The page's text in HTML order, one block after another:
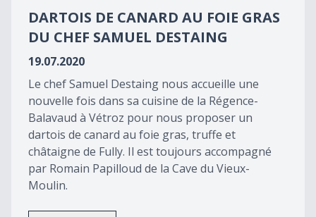
seconds
DARTOIS DE CANARD AU FOIE GRAS
DU CHEF SAMUEL DESTAING
19.07.2020
Le chef Samuel Destaing nous accueille une
nouvelle fois dans sa cuisine de la Régence-
Balavaud à Vétroz pour nous proposer un
dartois de canard au foie gras, truffe et
châtaigne de Fully. Il est toujours accompagné
par Romain Papilloud de la Cave du Vieux-
Moulin.